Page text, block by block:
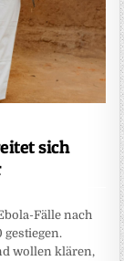
sich
Fälle nach
wollen klären,